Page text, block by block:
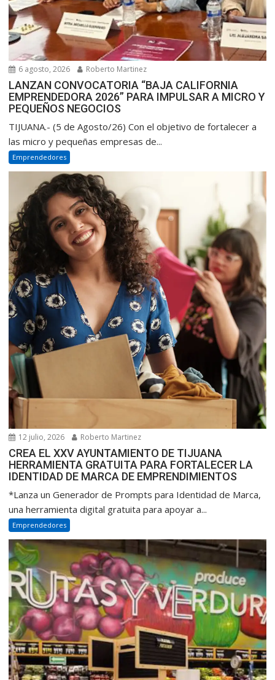
6 agosto, 2026 Roberto Martinez
LANZAN CONVOCATORIA “BAJA CALIFORNIA
EMPRENDEDORA 2026” PARA IMPULSAR A MICRO Y
PEQUEÑOS NEGOCIOS
TIJUANA.- (5 de Agosto/26) Con el objetivo de fortalecer a
las micro y pequeñas empresas de...
Emprendedores
12 julio, 2026 Roberto Martinez
CREA EL XXV AYUNTAMIENTO DE TIJUANA
HERRAMIENTA GRATUITA PARA FORTALECER LA
IDENTIDAD DE MARCA DE EMPRENDIMIENTOS
*Lanza un Generador de Prompts para Identidad de Marca,
una herramienta digital gratuita para apoyar a...
Emprendedores